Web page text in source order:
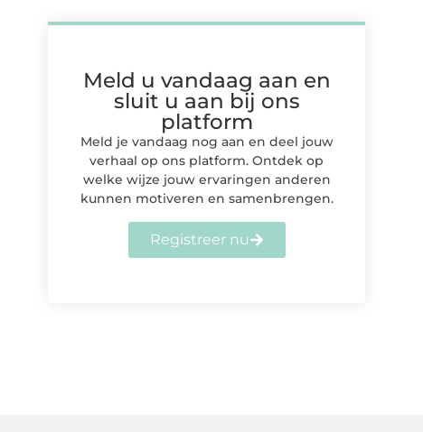
Meld u vandaag aan en
sluit u aan bij ons
platform
Meld je vandaag nog aan en deel jouw
verhaal op ons platform. Ontdek op
welke wijze jouw ervaringen anderen
kunnen motiveren en samenbrengen.
Registreer nu